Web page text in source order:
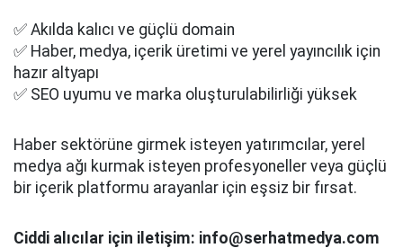
✅ Akılda kalıcı ve güçlü domain
✅ Haber, medya, içerik üretimi ve yerel yayıncılık için
hazır altyapı
✅ SEO uyumu ve marka oluşturulabilirliği yüksek
Haber sektörüne girmek isteyen yatırımcılar, yerel
medya ağı kurmak isteyen profesyoneller veya güçlü
bir içerik platformu arayanlar için eşsiz bir fırsat.
Ciddi alıcılar için iletişim: info@serhatmedya.com